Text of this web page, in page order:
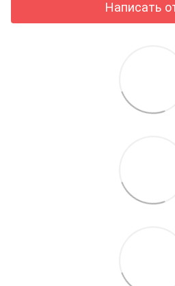
Написать